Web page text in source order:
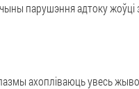
парушэння адтоку жоўці
ахопліваюць увесь